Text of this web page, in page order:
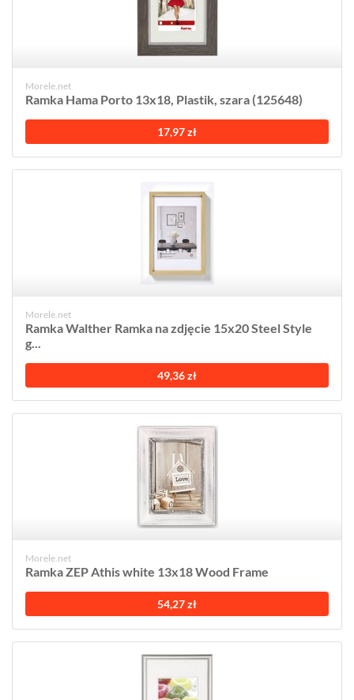
Morele.net
Ramka Hama Porto 13x18, Plastik, szara (125648)
17,97 zł
Morele.net
Ramka Walther Ramka na zdjęcie 15x20 Steel Style
g...
49,36 zł
Morele.net
Ramka ZEP Athis white 13x18 Wood Frame
54,27 zł